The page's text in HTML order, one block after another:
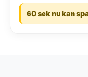
60 sek nu kan